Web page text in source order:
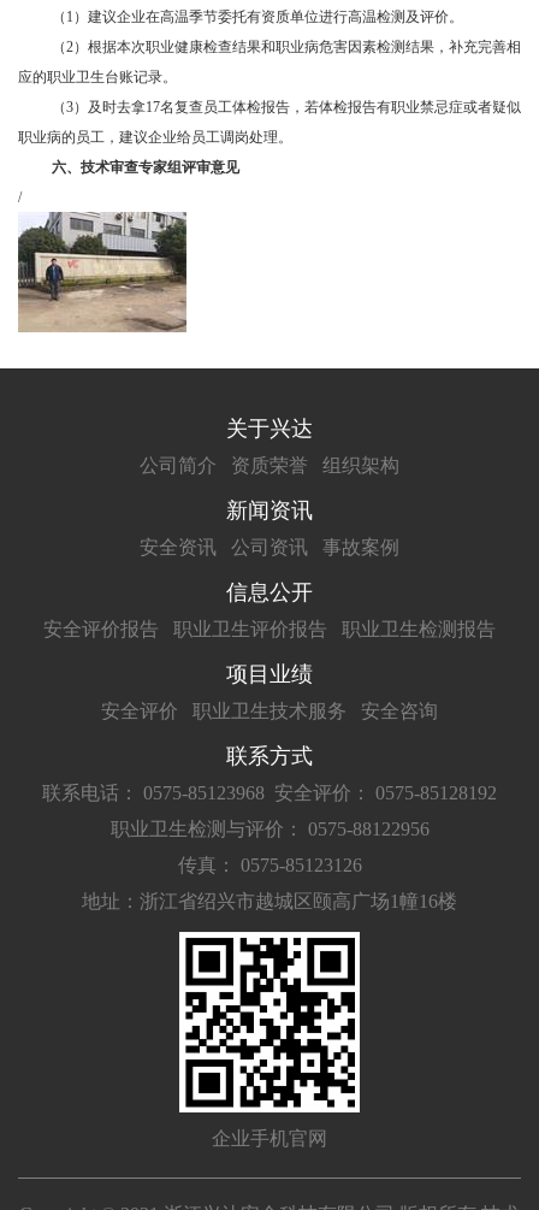
（1）建议企业在高温季节委托有资质单位进行高温检测及评价。
（2）根据本次职业健康检查结果和职业病危害因素检测结果，补充完善相
应的职业卫生台账记录。
（3）及时去拿17名复查员工体检报告，若体检报告有职业禁忌症或者疑似
职业病的员工，建议企业给员工调岗处理。
六、 技术审查专家组评审意见
/
关于兴达
公司简介 资质荣誉 组织架构
新闻资讯
安全资讯 公司资讯 事故案例
信息公开
安全评价报告 职业卫生评价报告 职业卫生检测报告
项目业绩
安全评价 职业卫生技术服务 安全咨询
联系方式
联系电话： 0575-85123968 安全评价： 0575-85128192
职业卫生检测与评价： 0575-88122956
传真： 0575-85123126
地址：浙江省绍兴市越城区颐高广场1幢16楼
企业手机官网